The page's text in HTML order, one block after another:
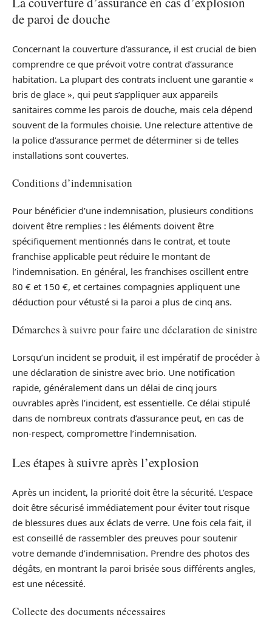
de paroi de douche
Concernant la couverture d’assurance, il est crucial de bien
comprendre ce que prévoit votre contrat d’assurance
habitation. La plupart des contrats incluent une garantie «
bris de glace », qui peut s’appliquer aux appareils
sanitaires comme les parois de douche, mais cela dépend
souvent de la formules choisie. Une relecture attentive de
la police d’assurance permet de déterminer si de telles
installations sont couvertes.
Conditions d’indemnisation
Pour bénéficier d’une indemnisation, plusieurs conditions
doivent être remplies : les éléments doivent être
spécifiquement mentionnés dans le contrat, et toute
franchise applicable peut réduire le montant de
l’indemnisation. En général, les franchises oscillent entre
80 € et 150 €, et certaines compagnies appliquent une
déduction pour vétusté si la paroi a plus de cinq ans.
Démarches à suivre pour faire une déclaration de sinistre
Lorsqu’un incident se produit, il est impératif de procéder à
une déclaration de sinistre avec brio. Une notification
rapide, généralement dans un délai de cinq jours
ouvrables après l’incident, est essentielle. Ce délai stipulé
dans de nombreux contrats d’assurance peut, en cas de
non-respect, compromettre l’indemnisation.
Les étapes à suivre après l’explosion
Après un incident, la priorité doit être la sécurité. L’espace
doit être sécurisé immédiatement pour éviter tout risque
de blessures dues aux éclats de verre. Une fois cela fait, il
est conseillé de rassembler des preuves pour soutenir
votre demande d’indemnisation. Prendre des photos des
dégâts, en montrant la paroi brisée sous différents angles,
est une nécessité.
Collecte des documents nécessaires